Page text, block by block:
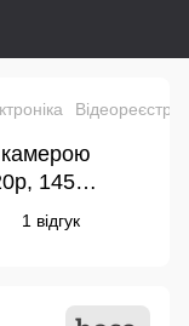
камерою
145
1 відгук